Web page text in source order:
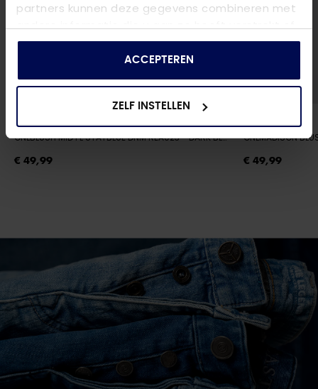
partners kunnen deze gegevens combineren met
andere informatie die u aan ze heeft verstrekt of
die ze hebben verzameld op basis van uw gebruik
ACCEPTEREN
ZELF INSTELLEN
ONLBLUSH MID FL STAYBLUE DNM REA023- DARK BLUE DENIM
€ 49,99
ONLMADISON
€ 49,99